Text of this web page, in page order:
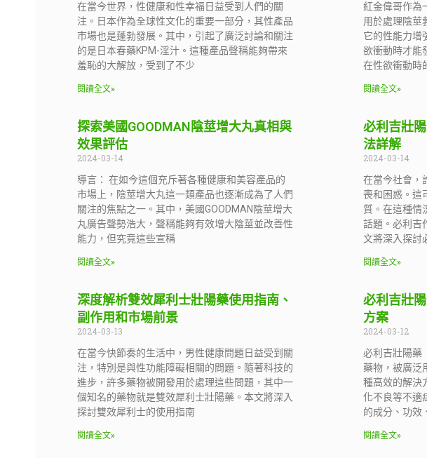
在當今世界，性健康和性幸福日益受到人們的關
注。日本作為全球性文化的重要一部分，其性產品
市場也是蓬勃發展。其中，引起了廣泛討論和關注
的是日本春藥KPM-淫汁。這種產品聲稱能夠帶來
羞恥的大解放，受到了不少
閱讀全文»
紅金偉哥作為
用於處理陰莖
它的性能力增
欲衝動時才能
在性欲衝動時
閱讀全文»
探索美國GOODMAN陰莖增大丸真相與
效果評估
2024-03-14
導言： 在如今這個充斥著各種健康和美容產品的
市場上，陰莖增大丸這一類產品也逐漸成為了人們
關注的焦點之一。其中，美國GOODMAN陰莖增大
丸廣告聲勢浩大，聲稱能夠有效增大陰莖並改善性
能力，但究竟這些宣稱
閱讀全文»
必利吉壯
法詳解
2024-03-14
在當今社會，
喪和困惑。這
質。在這種情
話題。必利吉
文將深入探討
閱讀全文»
深度解析雙效犀利士壯陽藥使用指南、
副作用和市場前景
2024-03-13
在當今快節奏的生活中，男性健康問題日益受到關
注，特別是與性功能障礙相關的問題。隨著科技的
進步，許多藥物被開發用於處理這些問題，其中一
個知名的藥物就是雙效犀利士壯陽藥。本文將深入
探討雙效犀利士的使用指南
閱讀全文»
必利吉壯
方案
2024-03-12
必利吉壯陽藥
藥物，被廣泛
種高效的解決
化不良等不適
的成分、功效
閱讀全文»